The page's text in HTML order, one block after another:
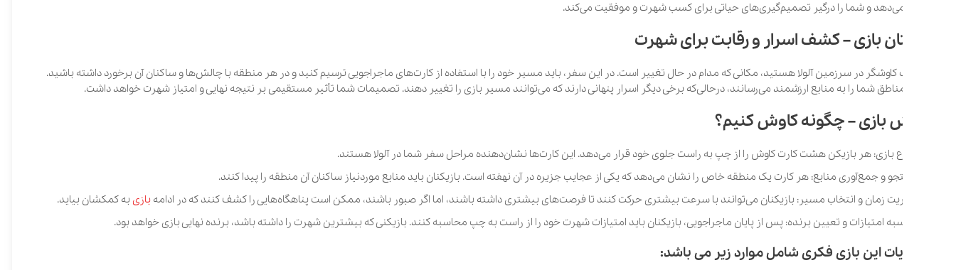
می‌دهد و شما را درگیر تصمیم‌گیری‌های حیاتی برای کسب شهرت و موفقیت می‌کند.
بازی – کشف اسرار و رقابت برای شهرت
در سرزمین آلولا هستید، مکانی که مدام در حال تغییر است. در این سفر، باید مسیر خود را با استفاده از کارت‌های ماجراجویی ترسیم کنید و در هر منطقه با چالش‌ها و ساکنان آن برخورد داشته باشید.
شما را به منابع ارزشمند می‌رسانند، درحالی‌که برخی دیگر اسرار پنهانی دارند که می‌توانند مسیر بازی را تغییر دهند. تصمیمات شما تأثیر مستقیمی بر نتیجه نهایی و امتیاز شهرت خواهد داشت.
– چگونه کاوش کنیم؟
بازی: هر بازیکن هشت کارت کاوش را از چپ به راست جلوی خود قرار می‌دهد. این کارت‌ها نشان‌دهنده مراحل سفر شما در آلولا هستند.
و جمع‌آوری منابع: هر کارت یک منطقه خاص را نشان می‌دهد که یکی از عجایب جزیره در آن نهفته است. بازیکنان باید منابع موردنیاز ساکنان آن منطقه را پیدا کنند.
زمان و انتخاب مسیر: بازیکنان می‌توانند با سرعت بیشتری حرکت کنند تا فرصت‌های بیشتری داشته باشند، اما اگر صبور باشند، ممکن است پناهگاه‌هایی را کشف کنند که در ادامهبازیبه کمکشان بیاید.
امتیازات و تعیین برنده: پس از پایان ماجراجویی، بازیکنان باید امتیازات شهرت خود را از راست به چپ محاسبه کنند. بازیکنی که بیشترین شهرت را داشته باشد، برنده نهایی بازی خواهد بود.
این بازی فکری شامل موارد زیر می باشد: